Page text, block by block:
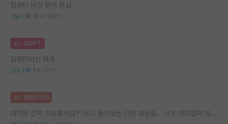
컴퓨터 비전 분야 현실
1 12 9820
김GPT
컴퓨터비전 학과
1 1 1235
명예의전당
대학원 진학 가능할까요?’ 라고 물어보는 이런 질문들… 너무 의미없지 않나요?